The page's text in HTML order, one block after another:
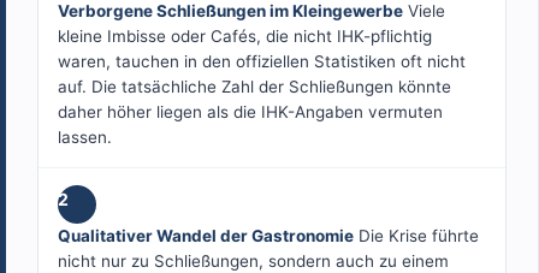
Verborgene Schließungen im Kleingewerbe Viele
kleine Imbisse oder Cafés, die nicht IHK-pflichtig
waren, tauchen in den offiziellen Statistiken oft nicht
auf. Die tatsächliche Zahl der Schließungen könnte
daher höher liegen als die IHK-Angaben vermuten
lassen.
2
Qualitativer Wandel der Gastronomie Die Krise führte
nicht nur zu Schließungen, sondern auch zu einem